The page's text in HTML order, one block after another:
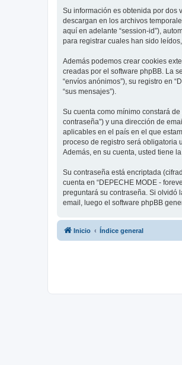
Su información es obtenida por dos
descargan en los archivos
aquí en adelante “session-id”),
para registrar cuales han sido
Además podemos crear cookies
creadas por el software phpBB. La
“envíos anónimos”), su registro en
“sus mensajes”).
Su cuenta como mínimo constará
contraseña”) y una dirección de
aplicables en el país en el que
proceso de registro será obligatoria
Además, en su cuenta, usted tiene
Su contraseña está encriptada
cuenta en “DEPECHE MODE -
preguntará su contraseña. Si olvidó
email, luego el software phpBB
Inicio Índice general